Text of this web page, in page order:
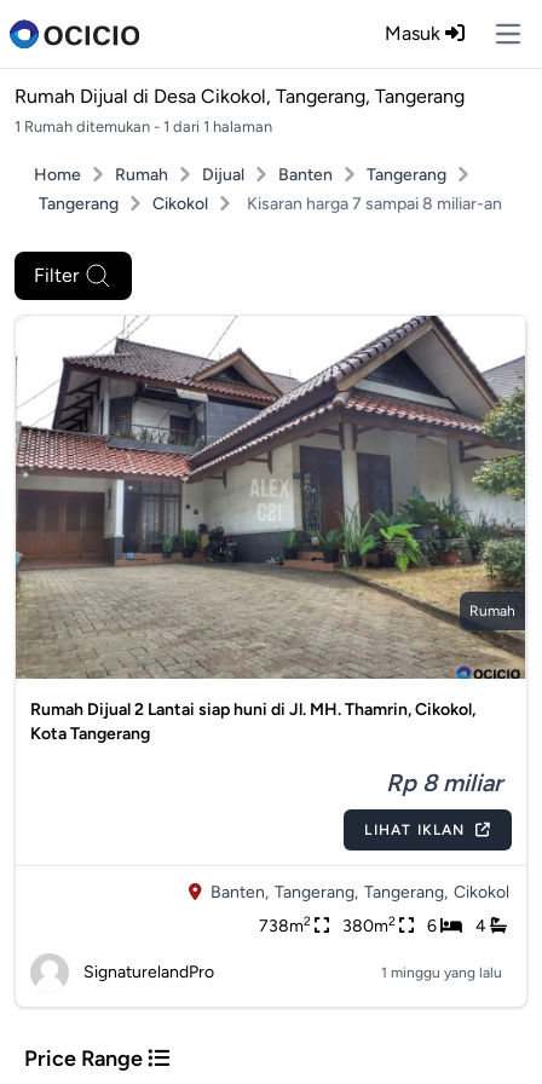
Masuk
Rumah Dijual di Desa Cikokol, Tangerang, Tangerang
1 Rumah ditemukan - 1 dari 1 halaman
Home Rumah Dijual Banten
Tangerang
Tangerang
Cikokol Kisaran harga 7 sampai 8 miliar-an
Filter
Rumah
Rumah Dijual 2 Lantai siap huni di Jl. MH. Thamrin, Cikokol,
Kota Tangerang
Rp 8 miliar
LIHAT IKLAN
Banten, Tangerang, Tangerang, Cikokol
738m2 380m2 6 4
SignaturelandPro 1 minggu yang lalu
Price Range